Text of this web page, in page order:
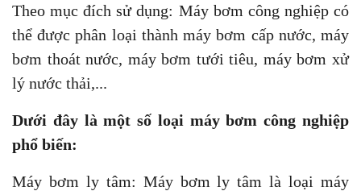
Theo mục đích sử dụng: Máy bơm công nghiệp có
thể được phân loại thành máy bơm cấp nước, máy
bơm thoát nước, máy bơm tưới tiêu, máy bơm xử
lý nước thải,...
Dưới đây là một số loại máy bơm công nghiệp
phổ biến:
Máy bơm ly tâm: Máy bơm ly tâm là loại máy